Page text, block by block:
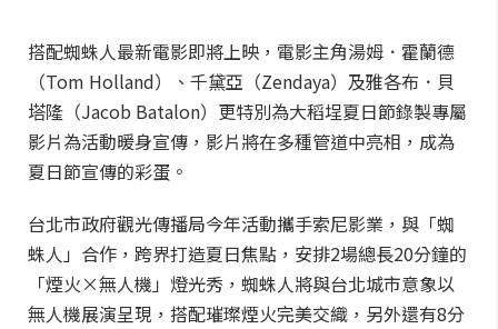
搭配蜘蛛人最新電影即將上映，電影主角湯姆．霍蘭德
（Tom Holland）、千黛亞（Zendaya）及雅各布．貝
塔隆（Jacob Batalon）更特別為大稻埕夏日節錄製專屬
影片為活動暖身宣傳，影片將在多種管道中亮相，成為
夏日節宣傳的彩蛋。
台北市政府觀光傳播局今年活動攜手索尼影業，與「蜘
蛛人」合作，跨界打造夏日焦點，安排2場總長20分鐘的
「煙火×無人機」燈光秀，蜘蛛人將與台北城市意象以
無人機展演呈現，搭配璀璨煙火完美交織，另外還有8分